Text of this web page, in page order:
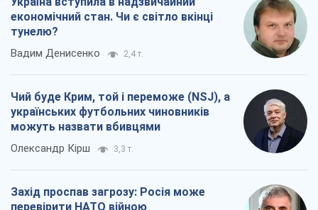
економічний стан. Чи є світло вкінці
тунелю?
Вадим Денисенко 2,4 т.
Чий буде Крим, той і переможе (NSJ), а
українських футбольних чиновників
можуть назвати вбивцями
Олександр Кірш 3,3 т.
Захід проспав загрозу: Росія може
перевірити НАТО війною